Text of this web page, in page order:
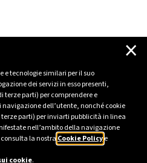
e tecnologie similari per il suo
dei servizi in esso presenti,
terze parti) per comprendere e
navigazione dell’utente, nonché cookie
parti) per inviarti pubblicità in linea
nell’ambito della navigazione
la nostra Cookie Policye
cookie.
×
con il recupero dei